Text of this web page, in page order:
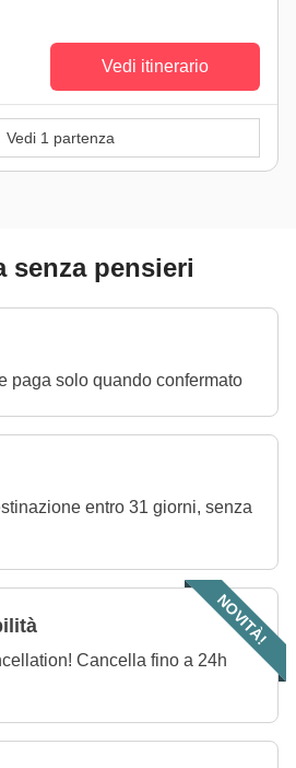
Vedi itinerario
Vedi 1 partenza
senza pensieri
paga solo quando confermato
entro 31 giorni, senza
NOVITÀ!
Cancella fino a 24h